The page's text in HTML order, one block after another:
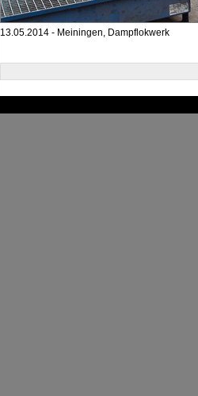
13.05.2014 - Meiningen, Dampflokwerk